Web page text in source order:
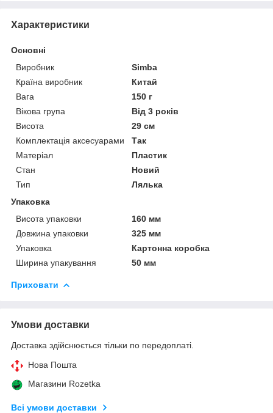
Характеристики
Основні
Виробник
Sіmba
Країна виробник
Китай
Вага
150 г
Вікова група
Від 3 років
Висота
29 см
Комплектація аксесуарами
Так
Матеріал
Пластик
Стан
Новий
Тип
Лялька
Упаковка
Висота упаковки
160 мм
Довжина упаковки
325 мм
Упаковка
Картонна коробка
Ширина упакування
50 мм
Приховати
Умови доставки
Доставка здійснюється тільки по передоплаті.
Нова Пошта
Магазини Rozetka
Всі умови доставки